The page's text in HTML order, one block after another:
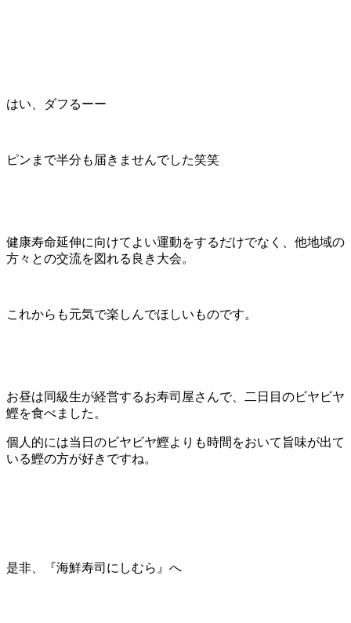
はい、ダフるーー
ピンまで半分も届きませんでした笑笑
健康寿命延伸に向けてよい運動をするだけでなく、他地域の
方々との交流を図れる良き大会。
これからも元気で楽しんでほしいものです。
お昼は同級生が経営するお寿司屋さんで、二日目のビヤビヤ
鰹を食べました。
個人的には当日のビヤビヤ鰹よりも時間をおいて旨味が出て
いる鰹の方が好きですね。
是非、『海鮮寿司にしむら』へ